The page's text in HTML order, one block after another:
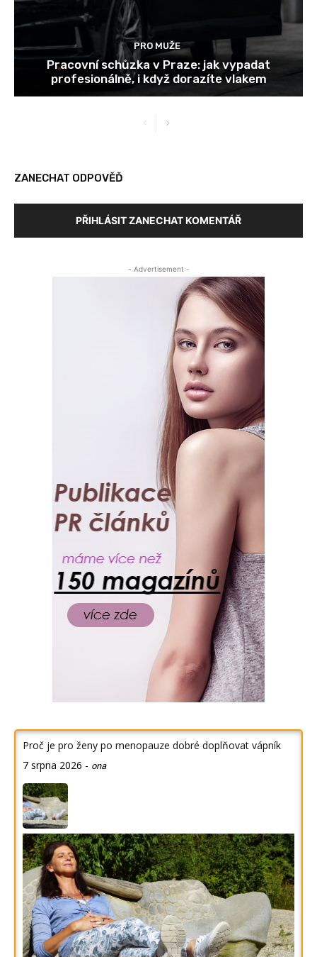
PRO MUŽE
Pracovní schůzka v Praze: jak vypadat
profesionálně, i když dorazíte vlakem
ZANECHAT ODPOVĚĎ
PŘIHLÁSIT ZANECHAT KOMENTÁŘ
- Advertisement -
Proč je pro ženy po menopauze dobré doplňovat vápník
7 srpna 2026 - ona